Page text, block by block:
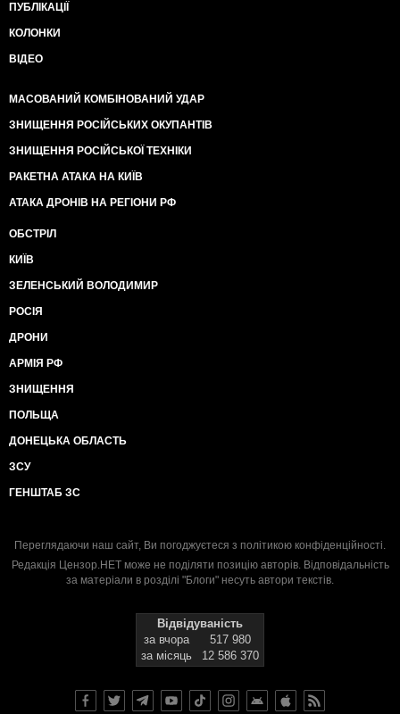
ПУБЛІКАЦІЇ
КОЛОНКИ
ВІДЕО
МАСОВАНИЙ КОМБІНОВАНИЙ УДАР
ЗНИЩЕННЯ РОСІЙСЬКИХ ОКУПАНТІВ
ЗНИЩЕННЯ РОСІЙСЬКОЇ ТЕХНІКИ
РАКЕТНА АТАКА НА КИЇВ
АТАКА ДРОНІВ НА РЕГІОНИ РФ
ОБСТРІЛ
КИЇВ
ЗЕЛЕНСЬКИЙ ВОЛОДИМИР
РОСІЯ
ДРОНИ
АРМІЯ РФ
ЗНИЩЕННЯ
ПОЛЬЩА
ДОНЕЦЬКА ОБЛАСТЬ
ЗСУ
ГЕНШТАБ ЗС
Переглядаючи наш сайт, Ви погоджуєтеся з політикою конфіденційності.
Редакція Цензор.НЕТ може не поділяти позицію авторів. Відповідальність
за матеріали в розділі "Блоги" несуть автори текстів.
Відвідуваність
за вчора
517 980
за місяць
12 586 370